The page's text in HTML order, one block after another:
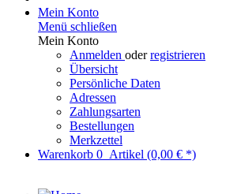
Mein Konto
Menü schließen
Mein Konto
Anmelden oderregistrieren
Übersicht
Persönliche Daten
Adressen
Zahlungsarten
Bestellungen
Merkzettel
Warenkorb 0 Artikel (0,00 € *)